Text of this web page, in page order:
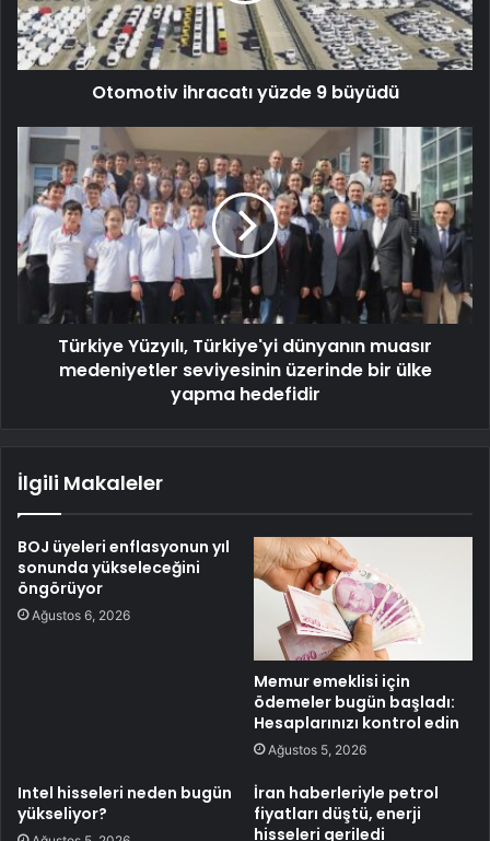
Otomotiv ihracatı yüzde 9 büyüdü
Türkiye Yüzyılı, Türkiye'yi dünyanın muasır
medeniyetler seviyesinin üzerinde bir ülke
yapma hedefidir
İlgili Makaleler
BOJ üyeleri enflasyonun yıl
sonunda yükseleceğini
öngörüyor
Ağustos 6, 2026
Memur emeklisi için
ödemeler bugün başladı:
Hesaplarınızı kontrol edin
Ağustos 5, 2026
Intel hisseleri neden bugün
yükseliyor?
İran haberleriyle petrol
fiyatları düştü, enerji
hisseleri geriledi